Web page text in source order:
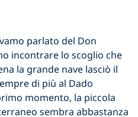
parlato del Don
incontrare lo scoglio che
la grande nave lasciò il
di più al Dado
momento, la piccola
sembra abbastanza